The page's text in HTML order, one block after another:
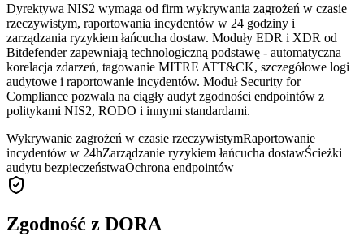
Dyrektywa NIS2 wymaga od firm wykrywania zagrożeń w czasie
rzeczywistym, raportowania incydentów w 24 godziny i
zarządzania ryzykiem łańcucha dostaw. Moduły EDR i XDR od
Bitdefender zapewniają technologiczną podstawę - automatyczna
korelacja zdarzeń, tagowanie MITRE ATT&CK, szczegółowe logi
audytowe i raportowanie incydentów. Moduł Security for
Compliance pozwala na ciągły audyt zgodności endpointów z
politykami NIS2, RODO i innymi standardami.
Wykrywanie zagrożeń w czasie rzeczywistymRaportowanie
incydentów w 24hZarządzanie ryzykiem łańcucha dostawŚcieżki
audytu bezpieczeństwaOchrona endpointów
Zgodność z DORA